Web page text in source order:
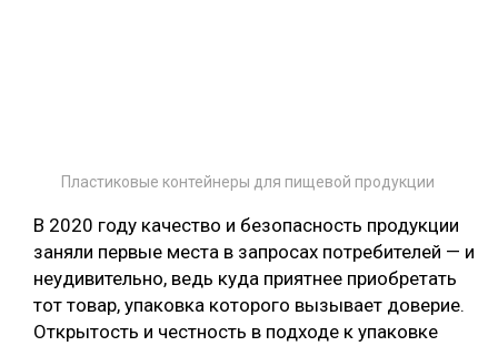
Пластиковые контейнеры для пищевой продукции
В 2020 году качество и безопасность продукции
заняли первые места в запросах потребителей — и
неудивительно, ведь куда приятнее приобретать
тот товар, упаковка которого вызывает доверие.
Открытость и честность в подходе к упаковке